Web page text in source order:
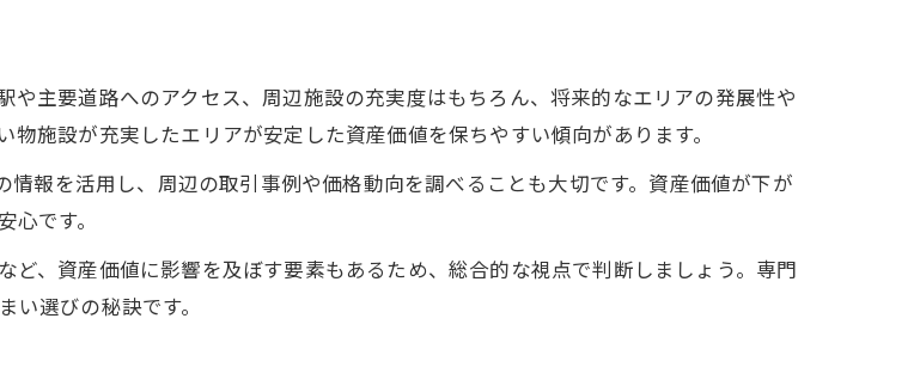
主要道路へのアクセス、周辺施設の充実度はもちろん、将来的なエリアの発展性や
施設が充実したエリアが安定した資産価値を保ちやすい傾向があります。
報を活用し、周辺の取引事例や価格動向を調べることも大切です。資産価値が下が
です。
、資産価値に影響を及ぼす要素もあるため、総合的な視点で判断しましょう。専門
選びの秘訣です。